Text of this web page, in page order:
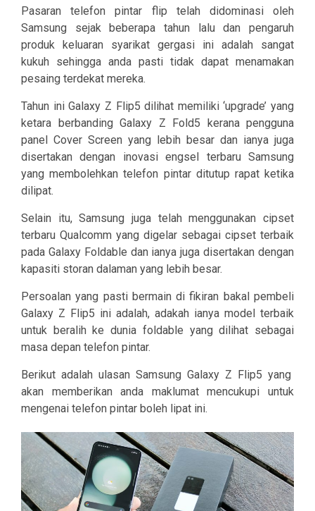
Pasaran telefon pintar flip telah didominasi oleh
Samsung sejak beberapa tahun lalu dan pengaruh
produk keluaran syarikat gergasi ini adalah sangat
kukuh sehingga anda pasti tidak dapat menamakan
pesaing terdekat mereka.
Tahun ini Galaxy Z Flip5 dilihat memiliki ‘upgrade’ yang
ketara berbanding Galaxy Z Fold5 kerana pengguna
panel Cover Screen yang lebih besar dan ianya juga
disertakan dengan inovasi engsel terbaru Samsung
yang membolehkan telefon pintar ditutup rapat ketika
dilipat.
Selain itu, Samsung juga telah menggunakan cipset
terbaru Qualcomm yang digelar sebagai cipset terbaik
pada Galaxy Foldable dan ianya juga disertakan dengan
kapasiti storan dalaman yang lebih besar.
Persoalan yang pasti bermain di fikiran bakal pembeli
Galaxy Z Flip5 ini adalah, adakah ianya model terbaik
untuk beralih ke dunia foldable yang dilihat sebagai
masa depan telefon pintar.
Berikut adalah ulasan Samsung Galaxy Z Flip5 yang
akan memberikan anda maklumat mencukupi untuk
mengenai telefon pintar boleh lipat ini.